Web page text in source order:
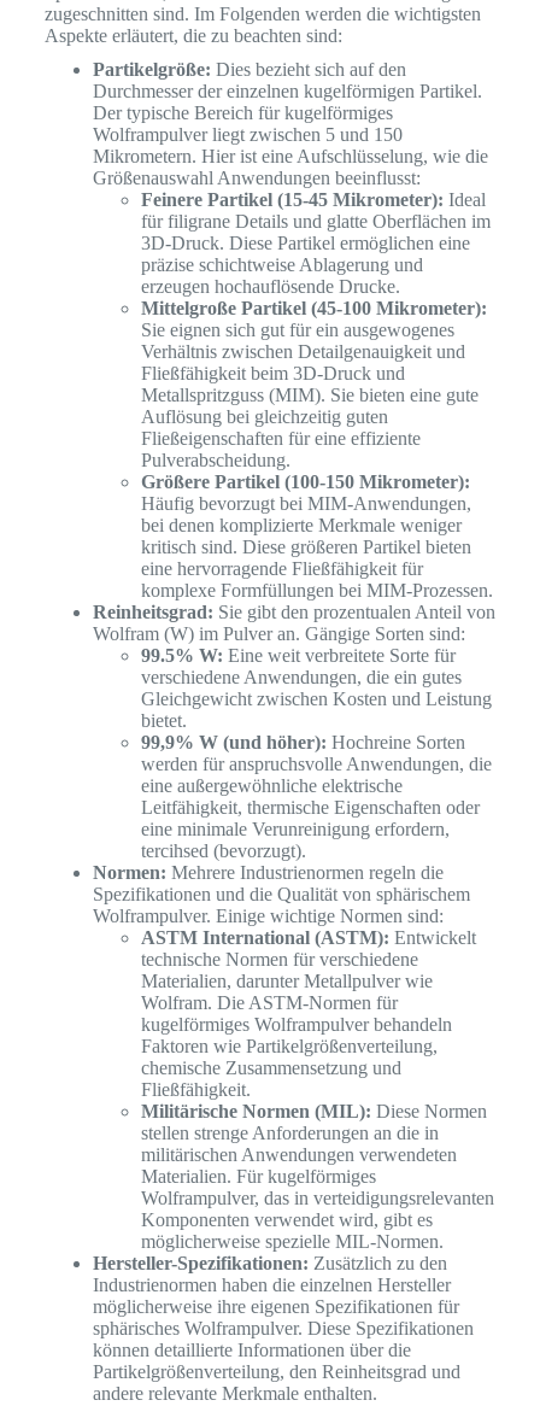
zugeschnitten sind. Im Folgenden werden die wichtigsten
Aspekte erläutert, die zu beachten sind:
Partikelgröße: Dies bezieht sich auf den
Durchmesser der einzelnen kugelförmigen Partikel.
Der typische Bereich für kugelförmiges
Wolframpulver liegt zwischen 5 und 150
Mikrometern. Hier ist eine Aufschlüsselung, wie die
Größenauswahl Anwendungen beeinflusst:
Feinere Partikel (15-45 Mikrometer): Ideal
für filigrane Details und glatte Oberflächen im
3D-Druck. Diese Partikel ermöglichen eine
präzise schichtweise Ablagerung und
erzeugen hochauflösende Drucke.
Mittelgroße Partikel (45-100 Mikrometer):
Sie eignen sich gut für ein ausgewogenes
Verhältnis zwischen Detailgenauigkeit und
Fließfähigkeit beim 3D-Druck und
Metallspritzguss (MIM). Sie bieten eine gute
Auflösung bei gleichzeitig guten
Fließeigenschaften für eine effiziente
Pulverabscheidung.
Größere Partikel (100-150 Mikrometer):
Häufig bevorzugt bei MIM-Anwendungen,
bei denen komplizierte Merkmale weniger
kritisch sind. Diese größeren Partikel bieten
eine hervorragende Fließfähigkeit für
komplexe Formfüllungen bei MIM-Prozessen.
Reinheitsgrad: Sie gibt den prozentualen Anteil von
Wolfram (W) im Pulver an. Gängige Sorten sind:
99.5% W: Eine weit verbreitete Sorte für
verschiedene Anwendungen, die ein gutes
Gleichgewicht zwischen Kosten und Leistung
bietet.
99,9% W (und höher): Hochreine Sorten
werden für anspruchsvolle Anwendungen, die
eine außergewöhnliche elektrische
Leitfähigkeit, thermische Eigenschaften oder
eine minimale Verunreinigung erfordern,
tercihsed (bevorzugt).
Normen: Mehrere Industrienormen regeln die
Spezifikationen und die Qualität von sphärischem
Wolframpulver. Einige wichtige Normen sind:
ASTM International (ASTM): Entwickelt
technische Normen für verschiedene
Materialien, darunter Metallpulver wie
Wolfram. Die ASTM-Normen für
kugelförmiges Wolframpulver behandeln
Faktoren wie Partikelgrößenverteilung,
chemische Zusammensetzung und
Fließfähigkeit.
Militärische Normen (MIL): Diese Normen
stellen strenge Anforderungen an die in
militärischen Anwendungen verwendeten
Materialien. Für kugelförmiges
Wolframpulver, das in verteidigungsrelevanten
Komponenten verwendet wird, gibt es
möglicherweise spezielle MIL-Normen.
Hersteller-Spezifikationen: Zusätzlich zu den
Industrienormen haben die einzelnen Hersteller
möglicherweise ihre eigenen Spezifikationen für
sphärisches Wolframpulver. Diese Spezifikationen
können detaillierte Informationen über die
Partikelgrößenverteilung, den Reinheitsgrad und
andere relevante Merkmale enthalten.